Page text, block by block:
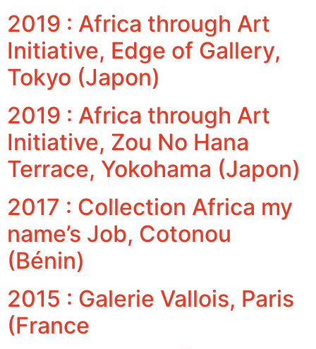
2019 : Africa through Art
Initiative, Edge of Gallery,
Tokyo (Japon)
2019 : Africa through Art
Initiative, Zou No Hana
Terrace, Yokohama (Japon)
2017 : Collection Africa my
name’s Job, Cotonou
(Bénin)
2015 : Galerie Vallois, Paris
(France